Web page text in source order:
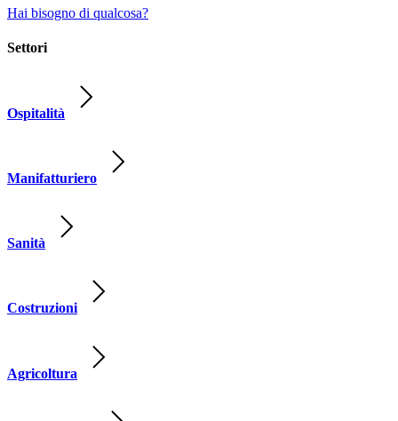
Hai bisogno di qualcosa?
Settori
Ospitalità
Manifatturiero
Sanità
Costruzioni
Agricoltura